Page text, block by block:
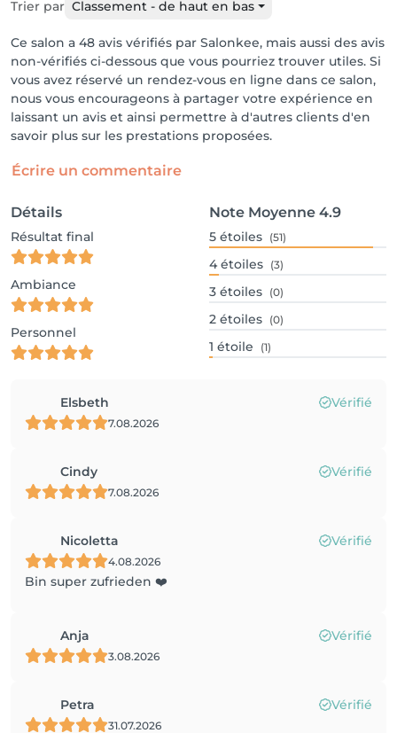
Trier par Classement - de haut en bas
Ce salon a 48 avis vérifiés par Salonkee, mais aussi des avis
non-vérifiés ci-dessous que vous pourriez trouver utiles. Si
vous avez réservé un rendez-vous en ligne dans ce salon,
nous vous encourageons à partager votre expérience en
laissant un avis et ainsi permettre à d'autres clients d'en
savoir plus sur les prestations proposées.
Écrire un commentaire
Détails
Résultat final
Ambiance
Personnel
Note Moyenne 4.9
5 étoiles (51)
4 étoiles (3)
3 étoiles (0)
2 étoiles (0)
1 étoile (1)
Elsbeth Vérifié
7.08.2026
Cindy Vérifié
7.08.2026
Nicoletta Vérifié
4.08.2026
Bin super zufrieden ❤️
Anja Vérifié
3.08.2026
Petra Vérifié
31.07.2026